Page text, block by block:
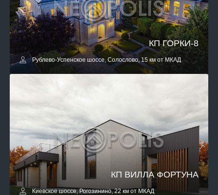
КП ГОРКИ-8
Рублево-Успенское шоссе, Солослово, 15 км от МКАД
КП ВИЛЛА ФОРТУНА
Киевское шоссе, Рогозинино, 22 км от МКАД